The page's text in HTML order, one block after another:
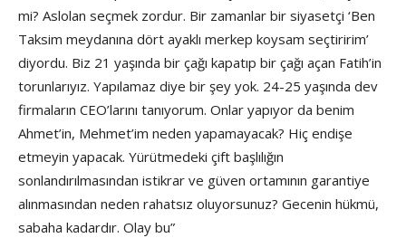
mi? Aslolan seçmek zordur. Bir zamanlar bir siyasetçi ‘Ben
Taksim meydanına dört ayaklı merkep koysam seçtiririm’
diyordu. Biz 21 yaşında bir çağı kapatıp bir çağı açan Fatih’in
torunlarıyız. Yapılamaz diye bir şey yok. 24-25 yaşında dev
firmaların CEO’larını tanıyorum. Onlar yapıyor da benim
Ahmet’in, Mehmet’im neden yapamayacak? Hiç endişe
etmeyin yapacak. Yürütmedeki çift başlılığın
sonlandırılmasından istikrar ve güven ortamının garantiye
alınmasından neden rahatsız oluyorsunuz? Gecenin hükmü,
sabaha kadardır. Olay bu”